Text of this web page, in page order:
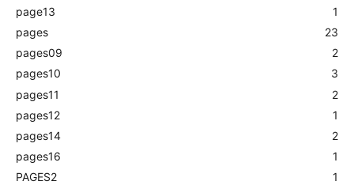
page13
1
pages
23
pages09
2
pages10
3
pages11
2
pages12
1
pages14
2
pages16
1
PAGES2
1